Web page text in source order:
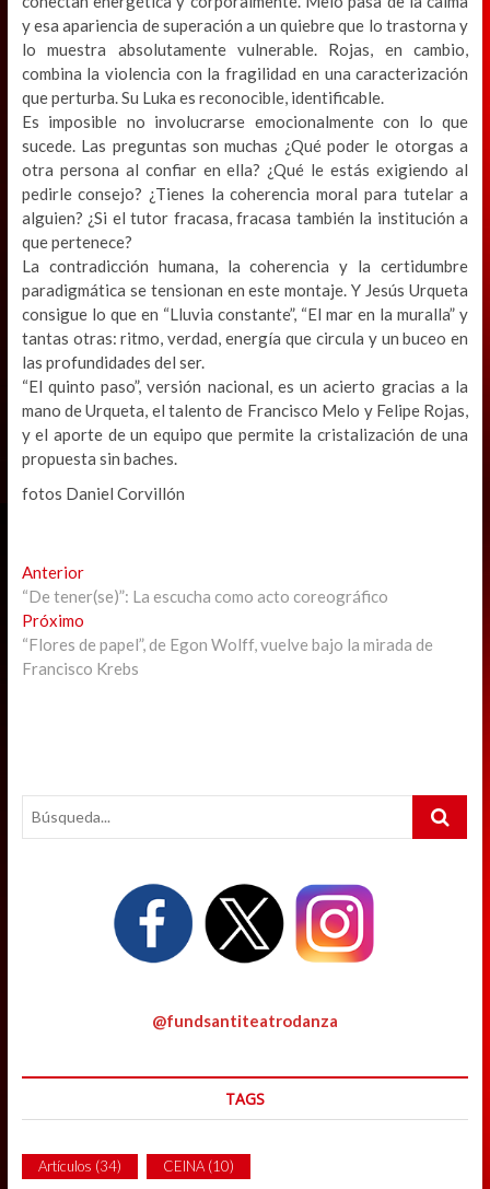
y esa apariencia de superación a un quiebre que lo trastorna y
lo muestra absolutamente vulnerable. Rojas, en cambio,
combina la violencia con la fragilidad en una caracterización
que perturba. Su Luka es reconocible, identificable.
Es imposible no involucrarse emocionalmente con lo que
sucede. Las preguntas son muchas ¿Qué poder le otorgas a
otra persona al confiar en ella? ¿Qué le estás exigiendo al
pedirle consejo? ¿Tienes la coherencia moral para tutelar a
alguien? ¿Si el tutor fracasa, fracasa también la institución a
que pertenece?
La contradicción humana, la coherencia y la certidumbre
paradigmática se tensionan en este montaje. Y Jesús Urqueta
consigue lo que en “Lluvia constante”, “El mar en la muralla” y
tantas otras: ritmo, verdad, energía que circula y un buceo en
las profundidades del ser.
“El quinto paso”, versión nacional, es un acierto gracias a la
mano de Urqueta, el talento de Francisco Melo y Felipe Rojas,
y el aporte de un equipo que permite la cristalización de una
propuesta sin baches.
fotos Daniel Corvillón
Navegación
de
entradas
AnteriorPrevious
post:
“De tener(se)”: La escucha como acto coreográfico
PróximoNext
post:
“Flores de papel”, de Egon Wolff, vuelve bajo la mirada de
Francisco Krebs
Search
@fundsantiteatrodanza
TAGS
Artículos (34) CEINA(10)